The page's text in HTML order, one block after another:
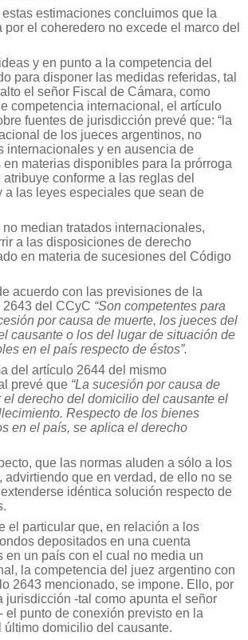
estimaciones concluimos que la
el coheredero no excede el marco del
y en punto a la competencia del
para disponer las medidas referidas, tal
el señor Fiscal de Cámara, como
competencia internacional, el artículo
fuentes de jurisdicción prevé que: “la
de los jueces argentinos, no
internacionales y en ausencia de
materias disponibles para la prórroga
conforme a las reglas del
a las leyes especiales que sean de
no median tratados internacionales,
a las disposiciones de derecho
en materia de sucesiones del Código
acuerdo con las previsiones de la
del CCyC “Son competentes para
por causa de muerte, los jueces del
causante o los del lugar de situación de
en el país respecto de éstos”.
del artículo 2644 del mismo
prevé que “La sucesión por causa de
el derecho del domicilio del causante el
Respecto de los bienes
en el país, se aplica el derecho
que las normas aluden a sólo a los
advirtiendo que en verdad, de ello no se
idéntica solución respecto de
el particular que, en relación a los
depositados en una cuenta
en un país con el cual no media un
la competencia del juez argentino con
2643 mencionado, se impone. Ello, por
jurisdicción -tal como apunta el señor
el punto de conexión previsto en la
último domicilio del causante.